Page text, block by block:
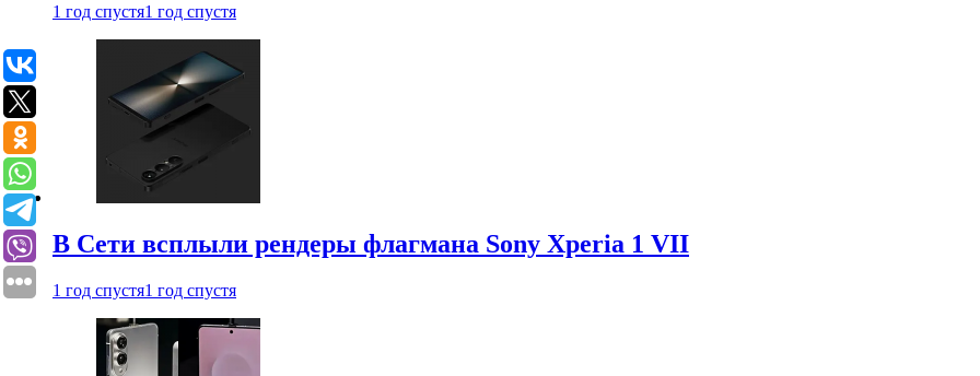
1 год спустя1 год спустя
В Сети всплыли рендеры флагмана Sony Xperia 1 VII
1 год спустя1 год спустя